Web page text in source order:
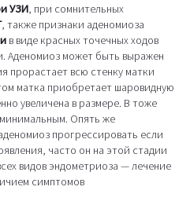
УЗИ, при сомнительных
, также признаки аденомиоза
в виде красных точечных ходов
Аденомиоз может быть выражен
прорастает всю стенку матки
матка приобретает шаровидную
увеличена в размере. В тоже
Опять же
прогрессировать если
часто он на этой стадии
видов эндометриоза — лечение
симптомов